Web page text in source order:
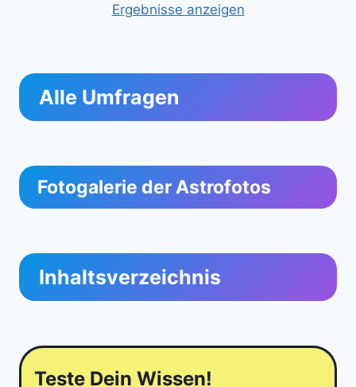
Ergebnisse anzeigen
Alle Umfragen
Fotogalerie der Astrofotos
Inhaltsverzeichnis
Teste Dein Wissen!